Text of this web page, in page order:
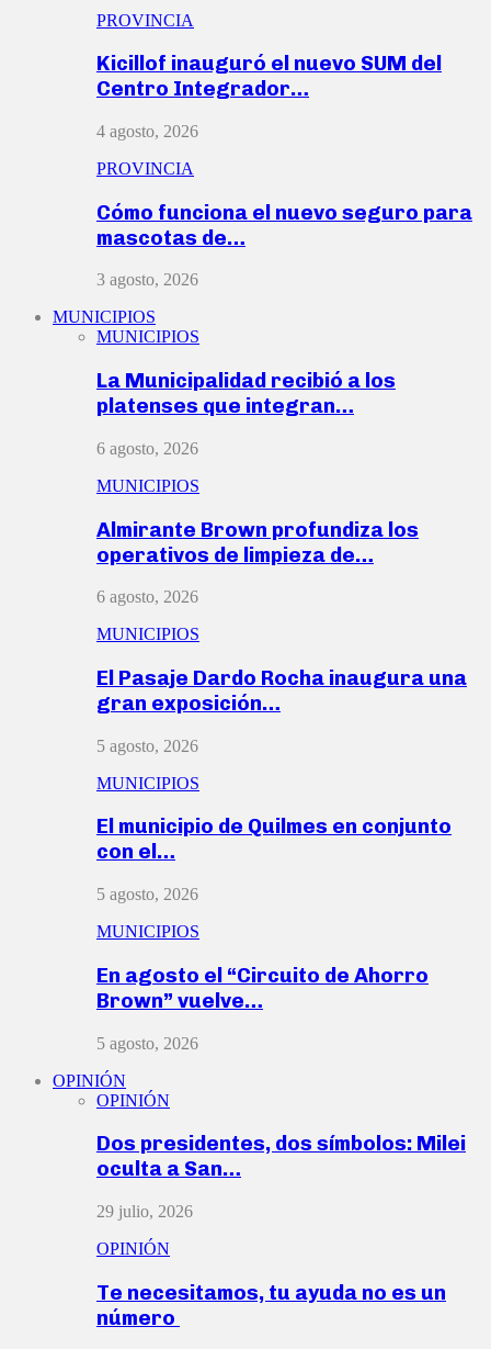
PROVINCIA
Kicillof inauguró el nuevo SUM del
Centro Integrador…
4 agosto, 2026
PROVINCIA
Cómo funciona el nuevo seguro para
mascotas de…
3 agosto, 2026
MUNICIPIOS
MUNICIPIOS
La Municipalidad recibió a los
platenses que integran…
6 agosto, 2026
MUNICIPIOS
Almirante Brown profundiza los
operativos de limpieza de…
6 agosto, 2026
MUNICIPIOS
El Pasaje Dardo Rocha inaugura una
gran exposición…
5 agosto, 2026
MUNICIPIOS
El municipio de Quilmes en conjunto
con el…
5 agosto, 2026
MUNICIPIOS
En agosto el “Circuito de Ahorro
Brown” vuelve…
5 agosto, 2026
OPINIÓN
OPINIÓN
Dos presidentes, dos símbolos: Milei
oculta a San…
29 julio, 2026
OPINIÓN
Te necesitamos, tu ayuda no es un
número